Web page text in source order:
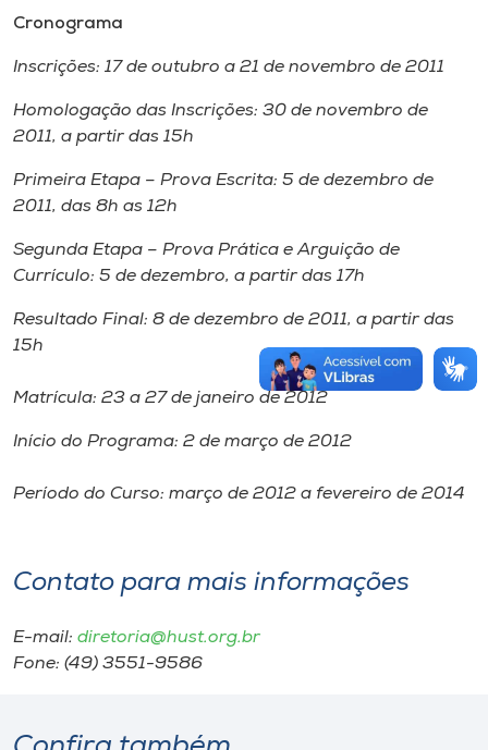
Cronograma
Inscrições: 17 de outubro a 21 de novembro de 2011
Homologação das Inscrições: 30 de novembro de
2011, a partir das 15h
Primeira Etapa – Prova Escrita: 5 de dezembro de
2011, das 8h as 12h
Segunda Etapa – Prova Prática e Arguição de
Currículo: 5 de dezembro, a partir das 17h
Resultado Final: 8 de dezembro de 2011, a partir das
15h
Matrícula: 23 a 27 de janeiro de 2012
Início do Programa: 2 de março de 2012
Período do Curso: março de 2012 a fevereiro de 2014
Contato para mais informações
E-mail: diretoria@hust.org.br
Fone: (49) 3551-9586